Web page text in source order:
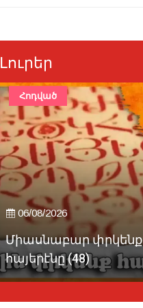
Լուրեր
06/08/2026
Միասնաբար փրկենք
հայերէնը (48)
Հոդված